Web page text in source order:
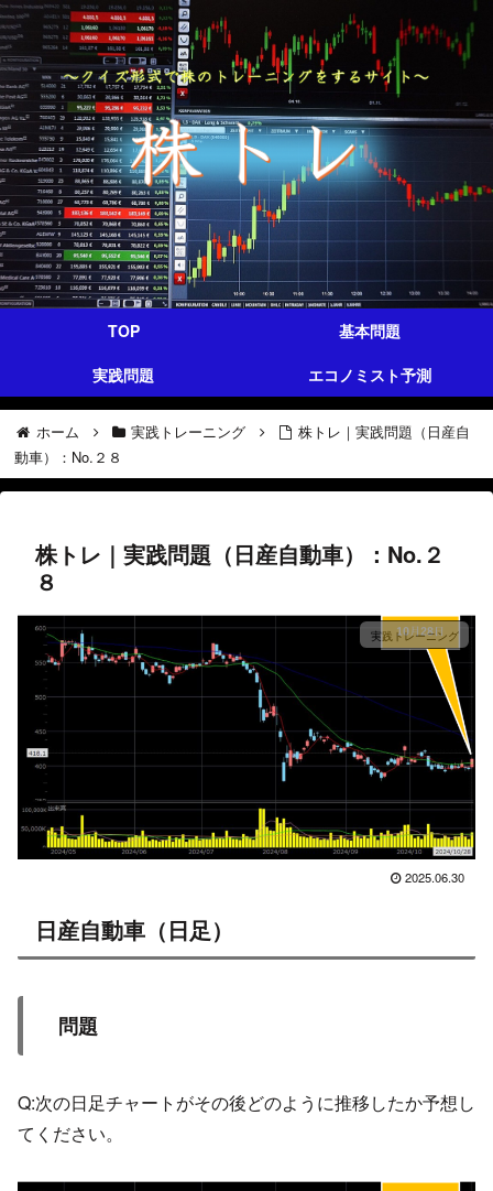
TOP
基本問題
実践問題
エコノミスト予測
ホーム 実践トレーニング
株トレ｜実践問題（日産自
動車）：No.２８
株トレ｜実践問題（日産自動車）：No.２
８
実践トレーニング
2025.06.30
日産自動車（日足）
問題
Q:次の日足チャートがその後どのように推移したか予想し
てください。